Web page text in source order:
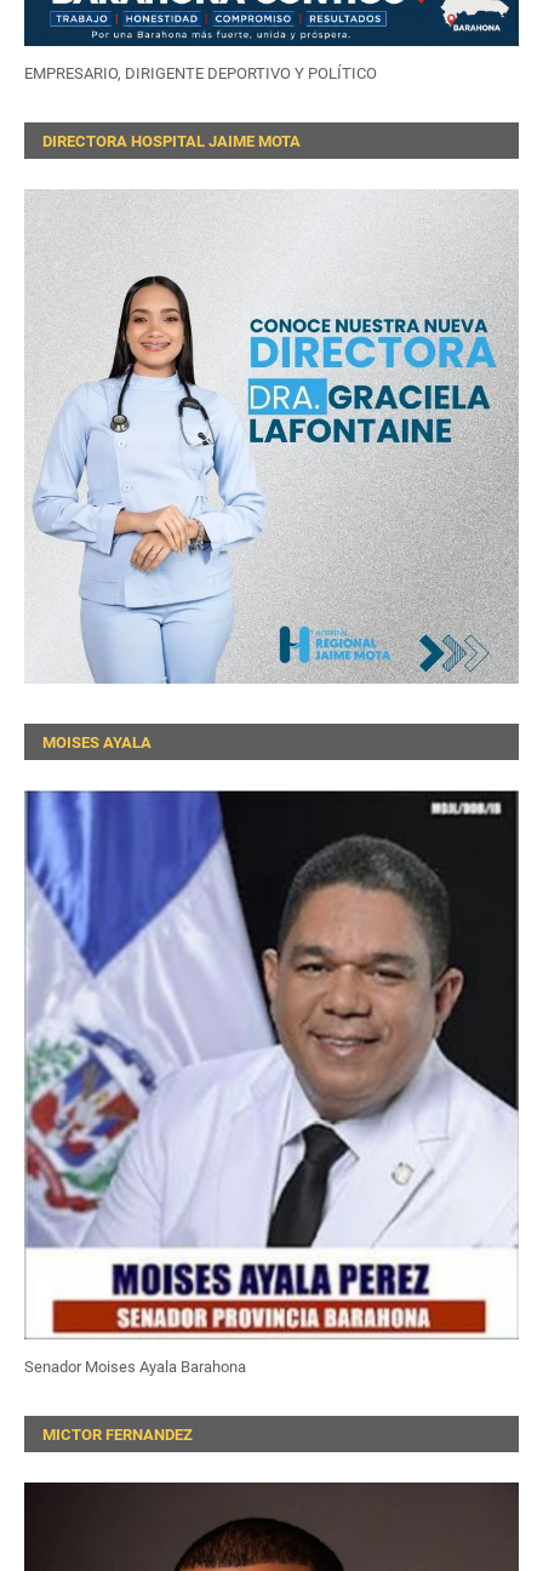
EMPRESARIO, DIRIGENTE DEPORTIVO Y POLÍTICO
DIRECTORA HOSPITAL JAIME MOTA
MOISES AYALA
Senador Moises Ayala Barahona
MICTOR FERNANDEZ